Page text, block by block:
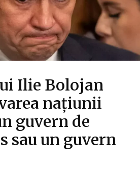
Ilie Bolojan
națiunii
guvern de
sau un guvern